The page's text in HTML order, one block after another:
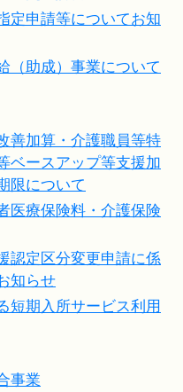
定申請等についてお知
（助成）事業について
善加算・介護職員等特
ベースアップ等支援加
限について
医療保険料・介護保険
認定区分変更申請に係
知らせ
短期入所サービス利用
事業